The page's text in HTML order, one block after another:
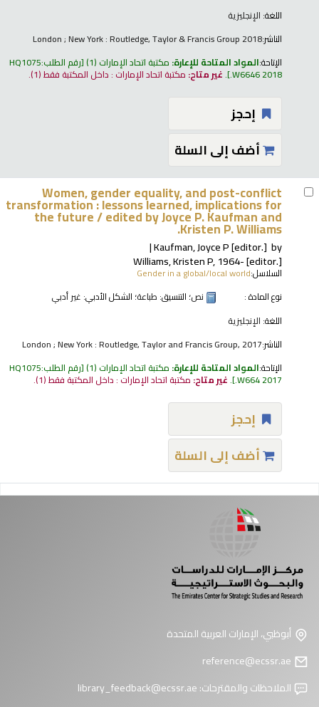
اللغة: الإنجليزية
الناشر:London ; New York : Routledge, Taylor & Francis Group 2018
الإتاحة:المواد المتاحة للإعارة: مكتبة اتحاد الإمارات (1) رقم الطلب:HQ1075
.W6646 2018
.غير متاح: مكتبة اتحاد الإمارات : داخل المكتبة فقط(1).
إحجز
أضف إلى السلة
Women, gender equality, and post-conflict
transformation : lessons learned, implications for
the future /edited by Joyce P. Kaufman and
Kristen P. Williams.
by
Kaufman, Joyce P[editor.]
Williams, Kristen P, 1964-[editor.]
السلاسل:Gender in a global/local world
نوع المادة :
نص؛ التنسيق: طباعة؛ الشكل الأدبي: غير أدبي
اللغة: الإنجليزية
الناشر:London ; New York : Routledge, Taylor and Francis Group, 2017
الإتاحة:المواد المتاحة للإعارة: مكتبة اتحاد الإمارات (1) رقم الطلب:HQ1075
.W664 2017
.غير متاح:مكتبة اتحاد الإمارات : داخل المكتبة فقط(1).
إحجز
أضف إلى السلة
أبوظبي، الإمارات العربية المتحدة
الملاحظات والمقترحات:library_feedback@ecssr.ae